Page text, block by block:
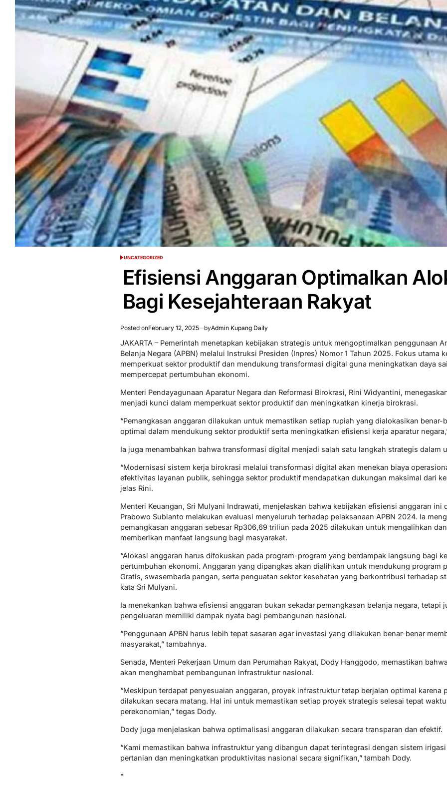
POSTED
UNCATEGORIZED
Efisiensi Anggaran Optimalkan
Bagi Kesejahteraan Rakyat
Posted onFebruary 12, 2025 byAdmin Kupang Daily
JAKARTA – Pemerintah menetapkan kebijakan strategis untuk mengoptimalkan penggunaan
Belanja Negara (APBN) melalui Instruksi Presiden (Inpres) Nomor 1 Tahun 2025. Fokus utama
memperkuat sektor produktif dan mendukung transformasi digital guna meningkatkan daya
mempercepat pertumbuhan ekonomi.
Menteri Pendayagunaan Aparatur Negara dan Reformasi Birokrasi, Rini Widyantini,
menjadi kunci dalam memperkuat sektor produktif dan meningkatkan kinerja birokrasi.
“Pemangkasan anggaran dilakukan untuk memastikan setiap rupiah yang dialokasikan benar-
optimal dalam mendukung sektor produktif serta meningkatkan efisiensi kerja aparatur
Ia juga menambahkan bahwa transformasi digital menjadi salah satu langkah strategis dalam
“Modernisasi sistem kerja birokrasi melalui transformasi digital akan menekan biaya
efektivitas layanan publik, sehingga sektor produktif mendapatkan dukungan maksimal dari
jelas Rini.
Menteri Keuangan, Sri Mulyani Indrawati, menjelaskan bahwa kebijakan efisiensi anggaran ini
Prabowo Subianto melakukan evaluasi menyeluruh terhadap pelaksanaan APBN 2024. Ia
pemangkasan anggaran sebesar Rp306,69 triliun pada 2025 dilakukan untuk mengalihkan
memberikan manfaat langsung bagi masyarakat.
“Alokasi anggaran harus difokuskan pada program-program yang berdampak langsung bagi
pertumbuhan ekonomi. Anggaran yang dipangkas akan dialihkan untuk mendukung program
Gratis, swasembada pangan, serta penguatan sektor kesehatan yang berkontribusi terhadap
kata Sri Mulyani.
Ia menekankan bahwa efisiensi anggaran bukan sekadar pemangkasan belanja negara, tetapi
pengeluaran memiliki dampak nyata bagi pembangunan nasional.
“Penggunaan APBN harus lebih tepat sasaran agar investasi yang dilakukan benar-benar
masyarakat,” tambahnya.
Senada, Menteri Pekerjaan Umum dan Perumahan Rakyat, Dody Hanggodo, memastikan
akan menghambat pembangunan infrastruktur nasional.
“Meskipun terdapat penyesuaian anggaran, proyek infrastruktur tetap berjalan optimal karena
dilakukan secara matang. Hal ini untuk memastikan setiap proyek strategis selesai tepat
perekonomian,” tegas Dody.
Dody juga menjelaskan bahwa optimalisasi anggaran dilakukan secara transparan dan efektif.
“Kami memastikan bahwa infrastruktur yang dibangun dapat terintegrasi dengan sistem
pertanian dan meningkatkan produktivitas nasional secara signifikan,” tambah Dody.
*